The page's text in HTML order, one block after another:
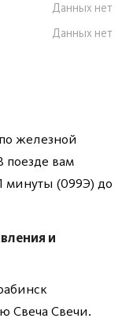
Данных нет
Данных нет
железной
поезде вам
минуты (099Э) до
и
Свеча Свечи.